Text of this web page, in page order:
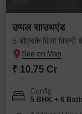
उप्पल साउथएंड
5 बीएचके विला
₹ 10.75 Cr
Config
5 BHK + 6 Bath